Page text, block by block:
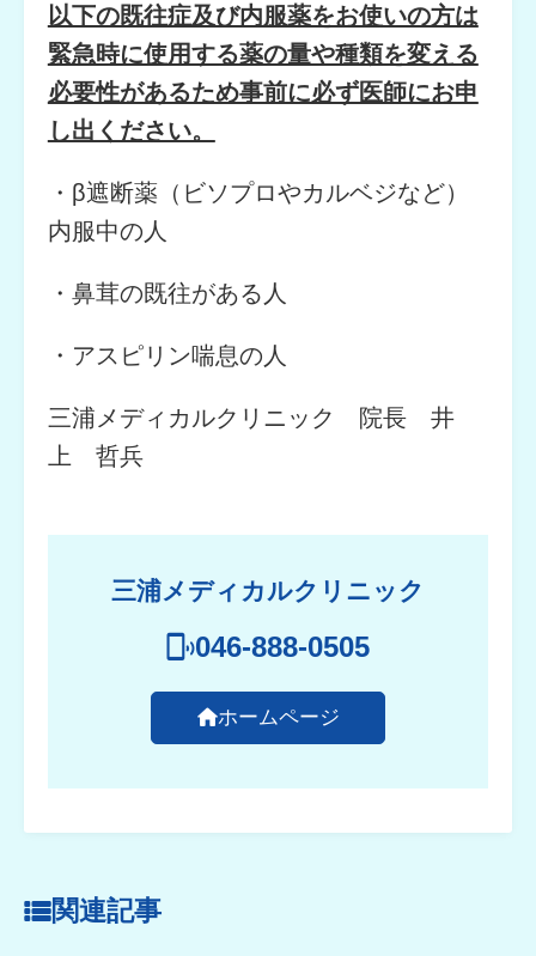
以下の既往症及び内服薬をお使いの方は
緊急時に使用する薬の量や種類を変える
必要性があるため事前に必ず医師にお申
し出ください。
・β遮断薬（ビソプロやカルベジなど）
内服中の人
・鼻茸の既往がある人
・アスピリン喘息の人
三浦メディカルクリニック 院長 井
上 哲兵
三浦メディカルクリニック
046-888-0505
ホームページ
関連記事